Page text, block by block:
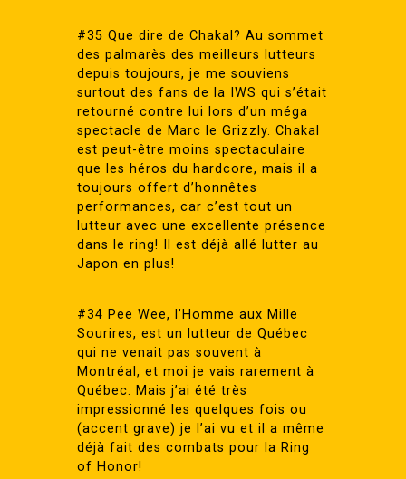
#35 Que dire de Chakal? Au sommet
des palmarès des meilleurs lutteurs
depuis toujours, je me souviens
surtout des fans de la IWS qui s’était
retourné contre lui lors d’un méga
spectacle de Marc le Grizzly. Chakal
est peut-être moins spectaculaire
que les héros du hardcore, mais il a
toujours offert d’honnêtes
performances, car c’est tout un
lutteur avec une excellente présence
dans le ring! Il est déjà allé lutter au
Japon en plus!
#34 Pee Wee, l’Homme aux Mille
Sourires, est un lutteur de Québec
qui ne venait pas souvent à
Montréal, et moi je vais rarement à
Québec. Mais j’ai été très
impressionné les quelques fois ou
(accent grave) je l’ai vu et il a même
déjà fait des combats pour la Ring
of Honor!